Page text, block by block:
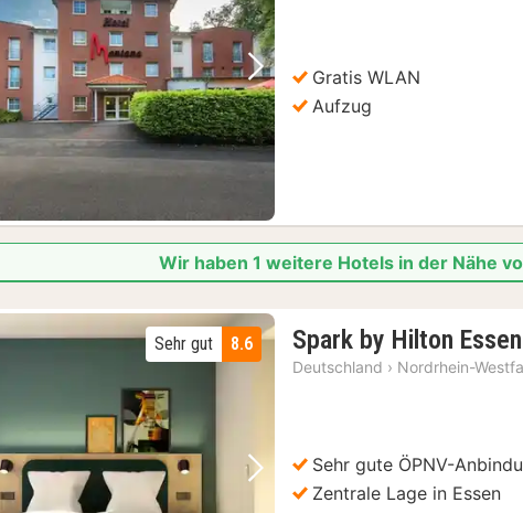
Vorheriges Bild Nächstes Bild
Gratis WLAN
Aufzug
Wir haben 1 weitere Hotels in der Nähe
Vorheriges Bild Nächstes Bild
8.6
Sehr gut Spark by Hilton
Deutschland › Nordrhein-
Sehr gute ÖPNV-
Zentrale Lage in Essen